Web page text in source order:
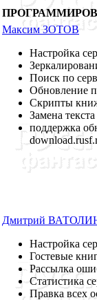
Максим ЗОТОВ
Настройка
Поиск по
Обновление
Скрипты
Замена
поддержка
Дмитрий
Настройка
Гостевые
Рассылка
Статистика
Правка всех